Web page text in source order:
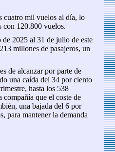
cuatro mil vuelos al día, lo
con 120.800 vuelos.
2025 al 31 de julio de este
millones de pasajeros, un
de alcanzar por parte de
una caída del 34 por ciento
hasta los 538
que el coste de
una bajada del 6 por
para mantener la demanda